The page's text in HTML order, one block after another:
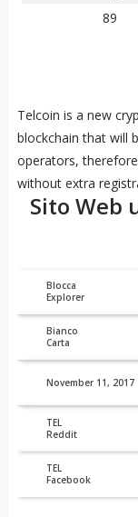
89
Telcoin is a new
blockchain that will
operators,
without extra
Sito Web
Blocca
Explorer
Bianco
Carta
November 11, 2017
TEL
Reddit
TEL
Facebook